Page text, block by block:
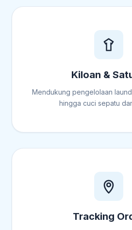
Kiloan &
Mendukung pengelolaan
hingga cuci sepatu
Tracking